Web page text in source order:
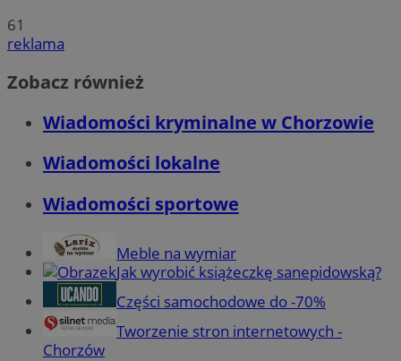
61
reklama
Zobacz również
Wiadomości kryminalne w Chorzowie
Wiadomości lokalne
Wiadomości sportowe
Meble na wymiar
Jak wyrobić książeczkę sanepidowską?
Części samochodowe do -70%
Tworzenie stron internetowych -
Chorzów